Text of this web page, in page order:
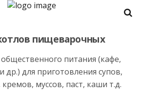
Пищеварочные
пищеварочных
питания (кафе,
др.) для приготовления супов,
муссов, паст, каши т.д.